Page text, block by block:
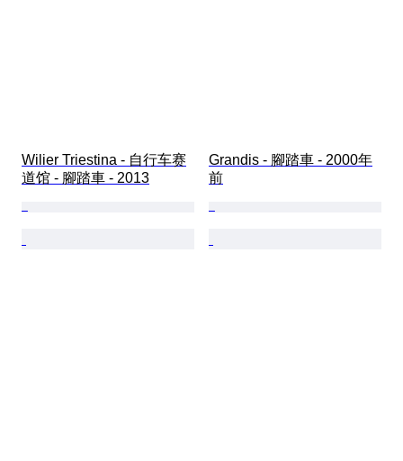
Wilier Triestina - 自行车赛
道馆 - 腳踏車 - 2013
Grandis - 腳踏車 - 2000年
前